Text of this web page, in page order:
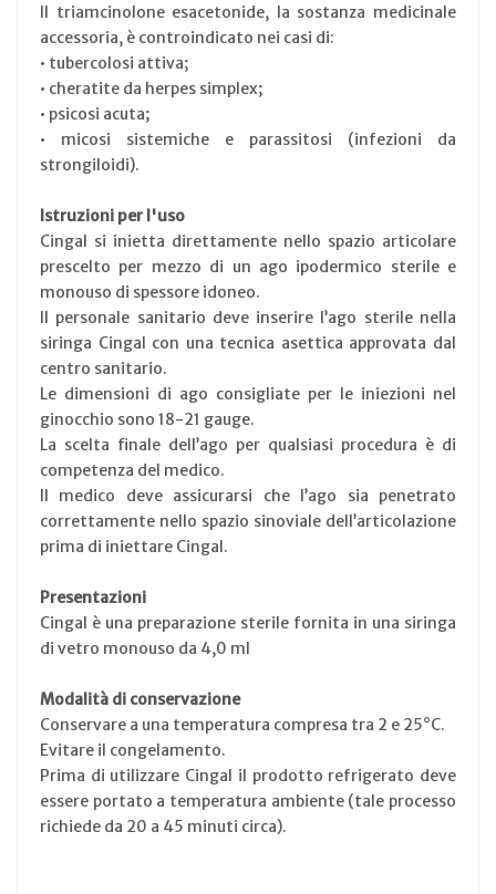
Il triamcinolone esacetonide, la sostanza medicinale
accessoria, è controindicato nei casi di:
• tubercolosi attiva;
• cheratite da herpes simplex;
• psicosi acuta;
• micosi sistemiche e parassitosi (infezioni da
strongiloidi).
Istruzioni per l'uso
Cingal si inietta direttamente nello spazio articolare
prescelto per mezzo di un ago ipodermico sterile e
monouso di spessore idoneo.
Il personale sanitario deve inserire l’ago sterile nella
siringa Cingal con una tecnica asettica approvata dal
centro sanitario.
Le dimensioni di ago consigliate per le iniezioni nel
ginocchio sono 18-21 gauge.
La scelta finale dell’ago per qualsiasi procedura è di
competenza del medico.
Il medico deve assicurarsi che l’ago sia penetrato
correttamente nello spazio sinoviale dell’articolazione
prima di iniettare Cingal.
Presentazioni
Cingal è una preparazione sterile fornita in una siringa
di vetro monouso da 4,0 ml
Modalità di conservazione
Conservare a una temperatura compresa tra 2 e 25°C.
Evitare il congelamento.
Prima di utilizzare Cingal il prodotto refrigerato deve
essere portato a temperatura ambiente (tale processo
richiede da 20 a 45 minuti circa).